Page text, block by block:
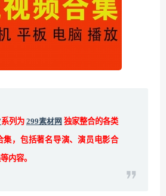
系列为 299素材网 独家整合的各类
集，包括著名导演、演员电影合
内容。